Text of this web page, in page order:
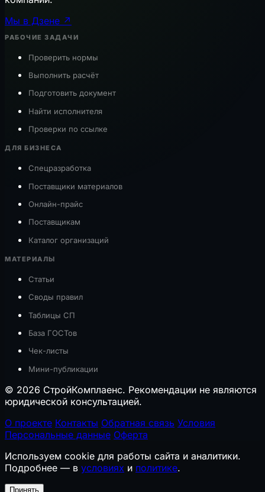
Мы в Дзене ↗
РАБОЧИЕ ЗАДАЧИ
Проверить нормы
Выполнить расчёт
Подготовить документ
Найти исполнителя
Проверки по ссылке
ДЛЯ БИЗНЕСА
Спецразработка
Поставщики материалов
Онлайн-прайс
Поставщикам
Каталог организаций
МАТЕРИАЛЫ
Статьи
Своды правил
Таблицы СП
База ГОСТов
Чек-листы
Мини-публикации
© 2026 СтройКомплаенс. Рекомендации не являются
юридической консультацией.
О проекте Контакты Обратная связь Условия
Персональные данные Оферта
Используем cookie для работы сайта и аналитики.
Подробнее — в условиях и политике.
Принять